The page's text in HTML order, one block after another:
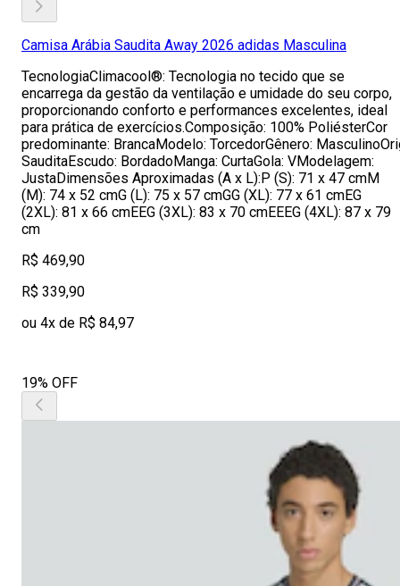
Camisa Arábia Saudita Away 2026 adidas Masculina
TecnologiaClimacool®: Tecnologia no tecido que se
encarrega da gestão da ventilação e umidade do seu corpo,
proporcionando conforto e performances excelentes, ideal
para prática de exercícios.Composição: 100% PoliésterCor
predominante: BrancaModelo: TorcedorGênero:
SauditaEscudo: BordadoManga: CurtaGola: VModelagem:
JustaDimensões Aproximadas (A x L):P (S): 71 x 47 cmM
(M): 74 x 52 cmG (L): 75 x 57 cmGG (XL): 77 x 61 cmEG
(2XL): 81 x 66 cmEEG (3XL): 83 x 70 cmEEEG (4XL): 87 x 79
cm
R$ 469,90
R$ 339,90
ou 4x de R$ 84,97
19% OFF